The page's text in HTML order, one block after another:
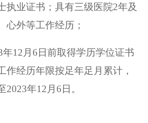
执业证书；具有三级医院2年及
心外等工作经历；
12月6日前取得学历学位证书
作经历年限按足年足月累计，
年12月6日。